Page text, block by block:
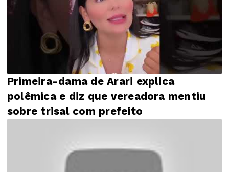
Primeira-dama de Arari explica
polêmica e diz que vereadora mentiu
sobre trisal com prefeito